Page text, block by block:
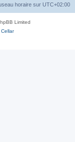
horaire sur UTC+02:00
Limited